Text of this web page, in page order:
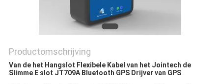
Productomschrijving
Van de het Hangslot Flexibele Kabel van het Jointech de
Slimme E slot JT709A Bluetooth GPS Drijver van GPS